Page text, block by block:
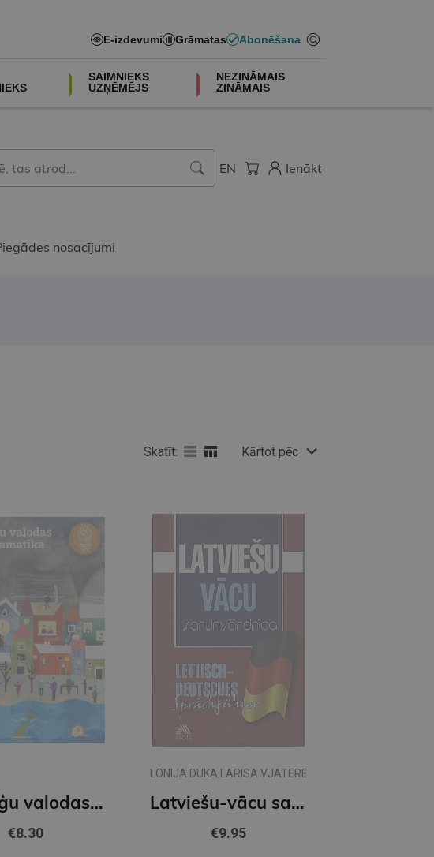
E-izdevumi Grāmatas Abonēšana
SAIMNIEKS
UZŅĒMĒJS
NEZINĀMAIS
ZINĀMAIS
EN Ienākt
nosacījumi
Skatīt: Kārtot pēc
Norvēģu valodas mini gramatika
€8.30
LONIJA DUKA,LARISA VJATERE
Latviešu-vācu sarunvārdnīca
€9.95